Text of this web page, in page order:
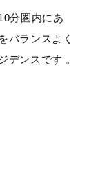
分圏内にあ
バランスよく
デンスです 。